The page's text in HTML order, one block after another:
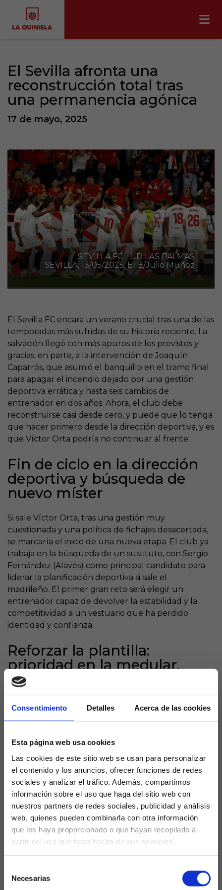
Consentimiento Detalles Acerca de las cookies
Esta página web usa cookies
Las cookies de este sitio web se usan para personalizar
el contenido y los anuncios, ofrecer funciones de redes
sociales y analizar el tráfico. Además, compartimos
información sobre el uso que haga del sitio web con
nuestros partners de redes sociales, publicidad y análisis
web, quienes pueden combinarla con otra información
que les haya proporcionado o que hayan recopilado a
partir del uso que haya hecho de sus servicios.
Necesarias
¿Eres mayor de edad?
SÍ, SOY MAYOR DE 18 AÑOS
El Sevilla afronta una
reconstrucción total tras
una permanencia agónica
17 de mayo, 2025
SEVILLA FC - UD LAS PALMAS
SEVILLA, 13/05/2025. EFE/Julio Muñoz
El Sevilla FC encara un verano crucial tras una de las
temporadas más sufridas de su historia reciente. La
salvación llegó con más apuros de los previstos y
gracias, en parte, a la intervención de Joaquín
Caparrós, que asumió el banquillo en el tramo final
para apagar el incendio dejado por una gestión
deportiva errática y hasta seis cambios de
entrenador en dos años. Ahora, el club debe
reconstruirse casi desde cero, y puede que lo tenga
que hacer primero desde la dirección deportiva, y es
que Víctor Orta podría no continuar al frente.
Fin de ciclo en la dirección
deportiva y búsqueda de
nuevo míster
Si sale Víctor Orta, tras una gestión muy
cuestionada y una política de fichajes desacertada,
se marcaría el inicio de una nueva etapa. El club ya
trabaja en la búsqueda de un sustituto, con Sergio
Fernández (Alavés) como principal candidato para
liderar la planificación deportiva si sale el
madrileño. El primer gran reto será elegir un
entrenador capaz de devolver la estabilidad y la
competitividad a un vestuario que ha perdido
identidad y confianza.
Reforzar la plantilla:
prioridad en la medular,
portería y delantera
El Sevilla necesita una profunda renovación en
de regularidad de otros mediocentros obligan a
también tiene como objetivo prioritario incorporar
un portero y un delantero de nivel, ya que la venta
de Dodi Lukebakio -tasado en 30 millones de euros
y con ofertas de grandes clubes europeos- será
clave para hacer caja y financiar la reconstrucción.
Salidas y nuevas caras: adiós
a Saúl y más protagonismo